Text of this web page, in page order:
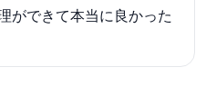
ができて本当に良かった